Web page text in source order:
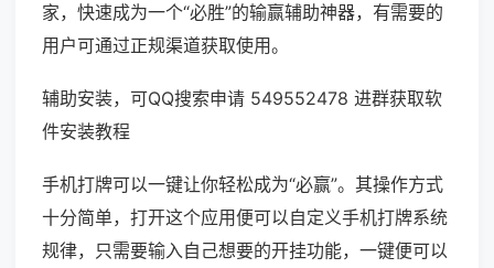
家，快速成为一个“必胜”的输赢辅助神器，有需要的
用户可通过正规渠道获取使用。
辅助安装，可QQ搜索申请 549552478 进群获取软
件安装教程
手机打牌可以一键让你轻松成为“必赢”。其操作方式
十分简单，打开这个应用便可以自定义手机打牌系统
规律，只需要输入自己想要的开挂功能，一键便可以